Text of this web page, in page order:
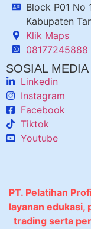
Block P01 No
Kabupaten
Klik Maps
08177245888
SOSIAL MEDIA
Linkedin
Instagram
Facebook
Tiktok
Youtube
PT. Pelatihan
layanan edukasi,
trading serta